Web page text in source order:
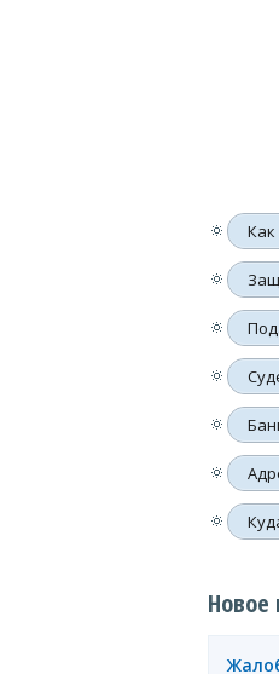
🔅 Как
🔅
🔅
🔅
🔅
🔅
🔅
Новое